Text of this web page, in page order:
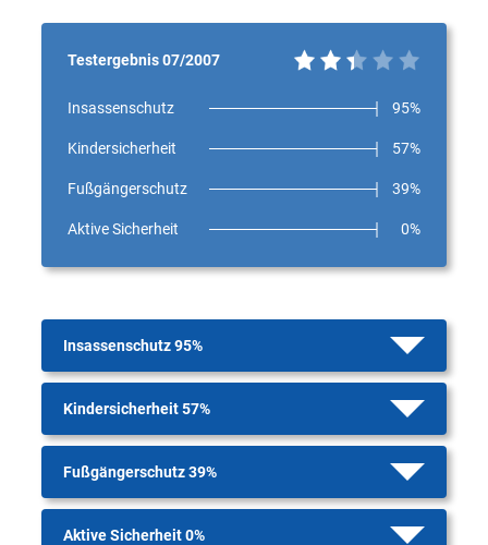
Testergebnis 07/2007
Insassenschutz 95%
Kindersicherheit 57%
Fußgängerschutz 39%
Aktive Sicherheit 0%
Insassenschutz 95%
Kindersicherheit 57%
Fußgängerschutz 39%
Aktive Sicherheit 0%